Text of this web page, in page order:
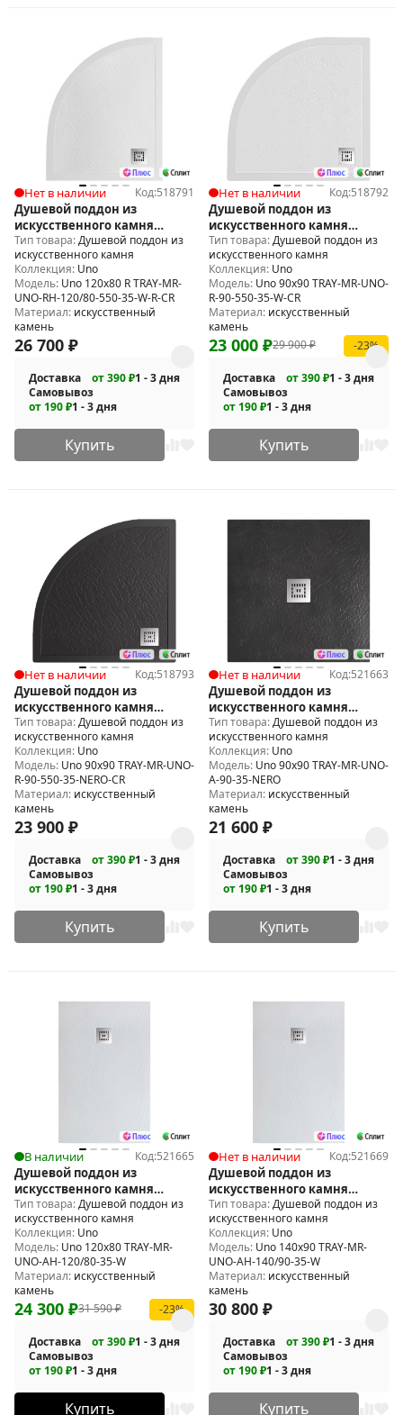
Нет в наличии Код:518791
Душевой поддон из
искусственного камня
BelBagno Uno 120x80 R TRAY-
MR-UNO-RH-120/80-550-35-W-R-
CR
Тип товара:Душевой поддон из
искусственного камня
Коллекция: Uno
Модель: Uno 120x80 R TRAY-MR-
UNO-RH-120/80-550-35-W-R-CR
Материал: искусственный
камень
26 700 ₽
Доставка от 390 ₽1 - 3 дня
Самовывоз
от 190 ₽1 - 3 дня
Купить
Нет в наличии Код:518792
Душевой поддон из
искусственного камня
BelBagno Uno 90x90 TRAY-MR-
UNO-R-90-550-35-W-CR
Тип товара:Душевой поддон из
искусственного камня
Коллекция: Uno
Модель: Uno 90x90 TRAY-MR-UNO-
R-90-550-35-W-CR
Материал: искусственный
камень
29 900₽
23 000 ₽ -23%
Доставка от 390 ₽1 - 3 дня
Самовывоз
от 190 ₽1 - 3 дня
Купить
Нет в наличии Код:518793
Душевой поддон из
искусственного камня
BelBagno Uno 90x90 TRAY-MR-
UNO-R-90-550-35-NERO-CR
Тип товара:Душевой поддон из
искусственного камня
Коллекция: Uno
Модель: Uno 90x90 TRAY-MR-UNO-
R-90-550-35-NERO-CR
Материал: искусственный
камень
23 900 ₽
Доставка от 390 ₽1 - 3 дня
Самовывоз
от 190 ₽1 - 3 дня
Купить
Нет в наличии Код:521663
Душевой поддон из
искусственного камня
BelBagno Uno 90x90 TRAY-MR-
UNO-A-90-35-NERO
Тип товара:Душевой поддон из
искусственного камня
Коллекция: Uno
Модель: Uno 90x90 TRAY-MR-UNO-
A-90-35-NERO
Материал: искусственный
камень
21 600 ₽
Доставка от 390 ₽1 - 3 дня
Самовывоз
от 190 ₽1 - 3 дня
Купить
В наличии Код:521665
Душевой поддон из
искусственного камня
BelBagno Uno 120x80 TRAY-
MR-UNO-AH-120/80-35-W
Тип товара:Душевой поддон из
искусственного камня
Коллекция: Uno
Модель: Uno 120x80 TRAY-MR-
UNO-AH-120/80-35-W
Материал: искусственный
камень
31 590₽
24 300 ₽ -23%
Доставка от 390 ₽1 - 3 дня
Самовывоз
от 190 ₽1 - 3 дня
Купить
Нет в наличии Код:521669
Душевой поддон из
искусственного камня
BelBagno Uno 140x90 TRAY-
MR-UNO-AH-140/90-35-W
Тип товара:Душевой поддон из
искусственного камня
Коллекция: Uno
Модель: Uno 140x90 TRAY-MR-
UNO-AH-140/90-35-W
Материал: искусственный
камень
30 800 ₽
Доставка от 390 ₽1 - 3 дня
Самовывоз
от 190 ₽1 - 3 дня
Купить